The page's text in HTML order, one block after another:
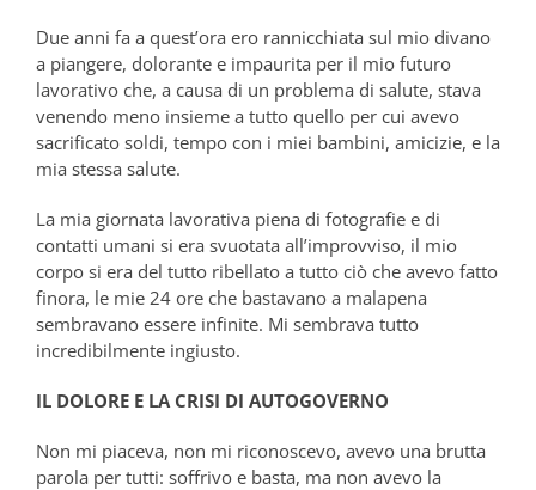
Due anni fa a quest’ora ero rannicchiata sul mio divano
a piangere, dolorante e impaurita per il mio futuro
lavorativo che, a causa di un problema di salute, stava
venendo meno insieme a tutto quello per cui avevo
sacrificato soldi, tempo con i miei bambini, amicizie, e la
mia stessa salute.
La mia giornata lavorativa piena di fotografie e di
contatti umani si era svuotata all’improvviso, il mio
corpo si era del tutto ribellato a tutto ciò che avevo fatto
finora, le mie 24 ore che bastavano a malapena
sembravano essere infinite. Mi sembrava tutto
incredibilmente ingiusto.
IL DOLORE E LA CRISI DI AUTOGOVERNO
Non mi piaceva, non mi riconoscevo, avevo una brutta
parola per tutti: soffrivo e basta, ma non avevo la